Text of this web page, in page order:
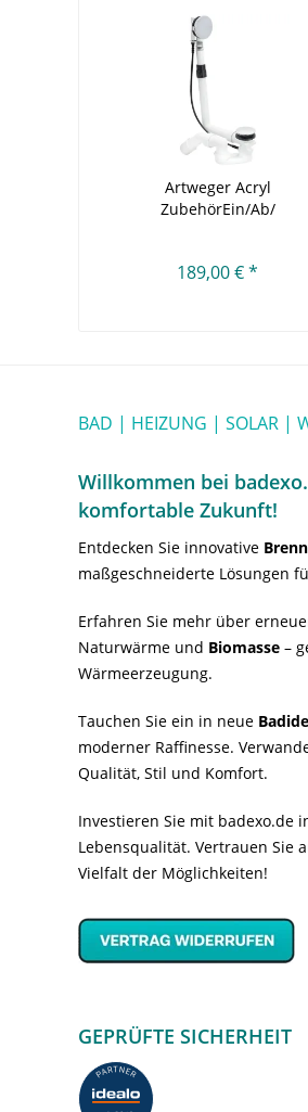
Artweger Acryl
ZubehörEin/Ab/
189,00 € *
BAD | HEIZUNG | SOLAR |
Willkommen bei
komfortable Zukunft!
Entdecken Sie innovative
maßgeschneiderte Lösungen
Erfahren Sie mehr über
Naturwärme und Biomasse –
Wärmeerzeugung.
Tauchen Sie ein in neue
moderner Raffinesse.
Qualität, Stil und Komfort.
Investieren Sie mit badexo.de
Lebensqualität. Vertrauen Sie
Vielfalt der Möglichkeiten!
GEPRÜFTE SICHERHEIT